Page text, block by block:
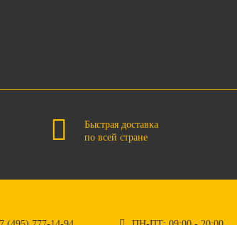
Быстрая доставка
по всей стране